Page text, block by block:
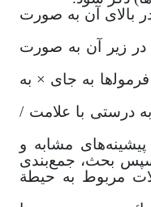
بالای آن به صورت
زیر آن به صورت
به جای × به
درستی با علامت /
پیشینه‌های مشابه و
سپس بحث، جمع‌بندی
مربوط به حیطة